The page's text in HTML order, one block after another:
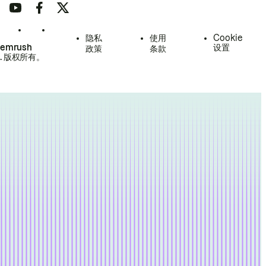
版权所有。
隐私
政策
使用
条款
Cookie
设置